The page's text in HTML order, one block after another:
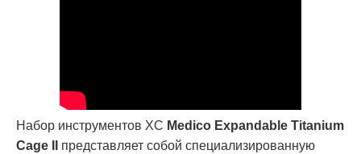
Набор инструментов XC Medico Expandable Titanium
Cage II представляет собой специализированную